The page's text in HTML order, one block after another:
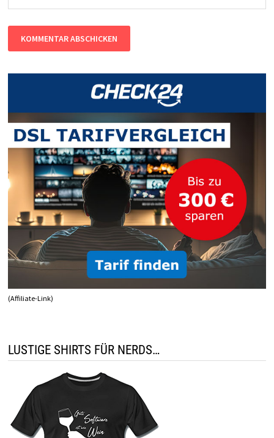
(Affiliate-Link)
LUSTIGE SHIRTS FÜR NERDS…